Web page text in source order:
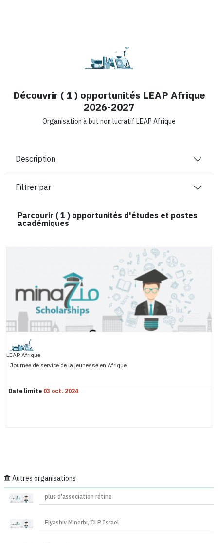
Découvrir ( 1 ) opportunités LEAP Afrique
2026-2027
Organisation à but non lucratif LEAP Afrique
Description
Filtrer par
Parcourir (1 ) opportunités d'études et postes
académiques
LEAP Afrique
Journée de service de la jeunesse en Afrique
Date limite 03 oct. 2024
Autres organisations
plus d'association rétine
Elyashiv Minerbi, CLP Israël